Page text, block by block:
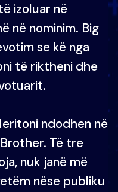
izoluar në
në nominim. Big
se kë nga
të riktheni dhe
ndodhen në
Të tre
nuk janë më
nëse publiku